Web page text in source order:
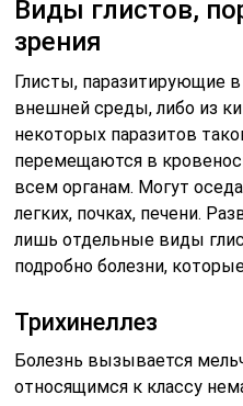
Виды глистов,
зрения
Глисты, паразитирующие в
внешней среды, либо из
некоторых паразитов
перемещаются в
всем органам. Могут
легких, почках, печени.
лишь отдельные виды
подробно болезни,
Трихинеллез
Болезнь вызывается
относящимся к классу